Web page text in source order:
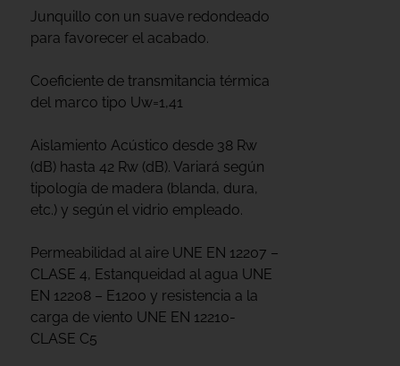
Junquillo con un suave redondeado
para favorecer el acabado.
Coeficiente de transmitancia térmica
del marco tipo Uw=1,41
Aislamiento Acústico desde 38 Rw
(dB) hasta 42 Rw (dB). Variará según
tipología de madera (blanda, dura,
etc.) y según el vidrio empleado.
Permeabilidad al aire UNE EN 12207 –
CLASE 4, Estanqueidad al agua UNE
EN 12208 – E1200 y resistencia a la
carga de viento UNE EN 12210-
CLASE C5